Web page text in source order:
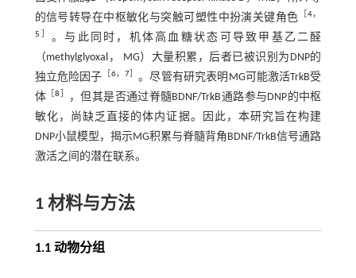
的信号转导在中枢敏化与突触可塑性中扮演关键角色 ［4，
5 ］ 。与此同时，机体高血糖状态可导致甲基乙二醛
（methylglyoxal， MG）大量积累，后者已被识别为DNP的
独立危险因子 ［6， 7］ 。尽管有研究表明MG可能激活TrkB受
体［8］
，但其是否通过脊髓BDNF/TrkB通路参与DNP的中枢
敏化，尚缺乏直接的体内证据。因此，本研究旨在构建
DNP小鼠模型，揭示MG积累与脊髓背角BDNF/TrkB信号通路
激活之间的潜在联系。
1 材料与方法
1.1 动物分组